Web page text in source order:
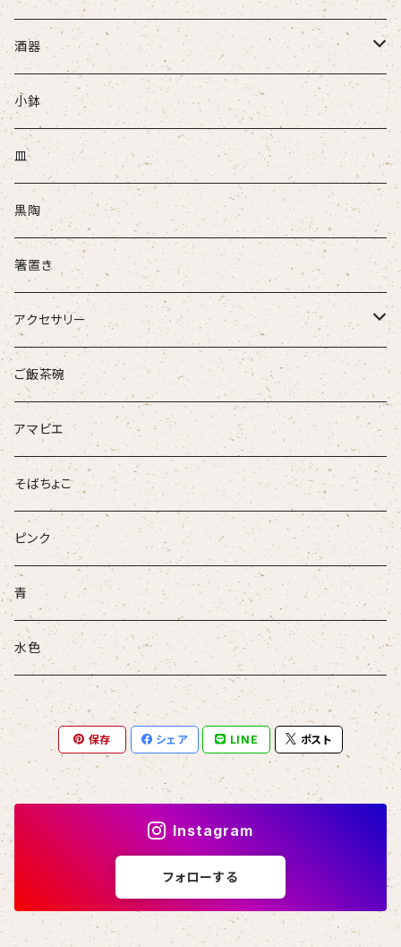
酒器
ぐい吞
盃
酒注ぎ
小鉢
皿
黒陶
箸置き
アクセサリー
ループタイ
ブローチ
ご飯茶碗
アマビエ
そばちょこ
ピンク
青
水色
保存 シェア LINE ポスト
Instagram
フォローする